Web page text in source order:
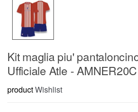
Kit maglia piu'
Ufficiale Atle -
productWishlist